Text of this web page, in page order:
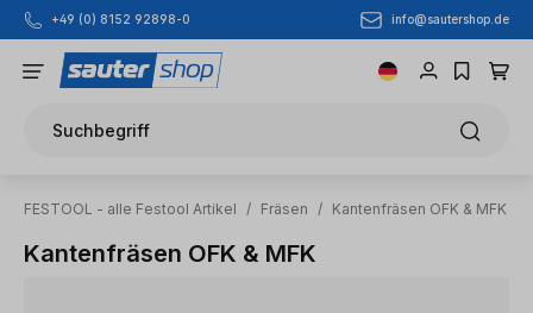
Zum Hauptinhalt springen
+49 (0) 8152 92898-0 info@sautershop.de
Suchbegriff
FESTOOL - alle Festool Artikel / Fräsen / Kantenfräsen OFK & MFK
Kantenfräsen OFK & MFK